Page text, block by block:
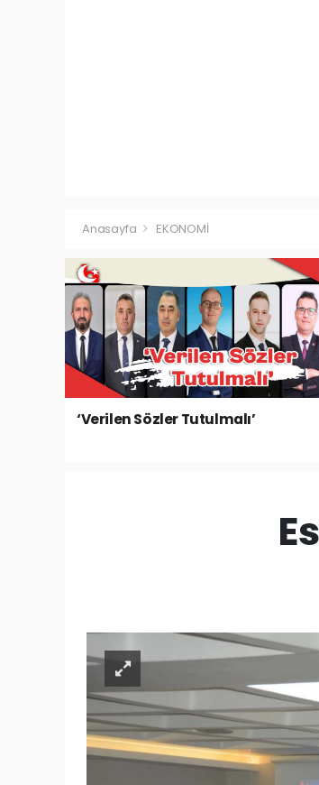
Anasayfa EKONOMİ
‘Verilen Sözler Tutulmalı’